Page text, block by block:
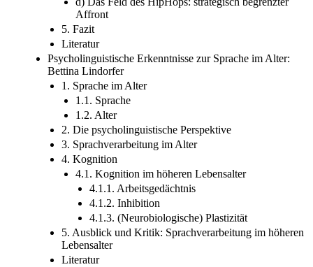
Affront
5. Fazit
Literatur
Psycholinguistische Erkenntnisse zur Sprache im Alter:
Bettina Lindorfer
1. Sprache im Alter
1.1. Sprache
1.2. Alter
2. Die psycholinguistische Perspektive
3. Sprachverarbeitung im Alter
4. Kognition
4.1. Kognition im höheren Lebensalter
4.1.1. Arbeitsgedächtnis
4.1.2. Inhibition
4.1.3. (Neurobiologische) Plastizität
5. Ausblick und Kritik: Sprachverarbeitung im höheren
Lebensalter
Literatur